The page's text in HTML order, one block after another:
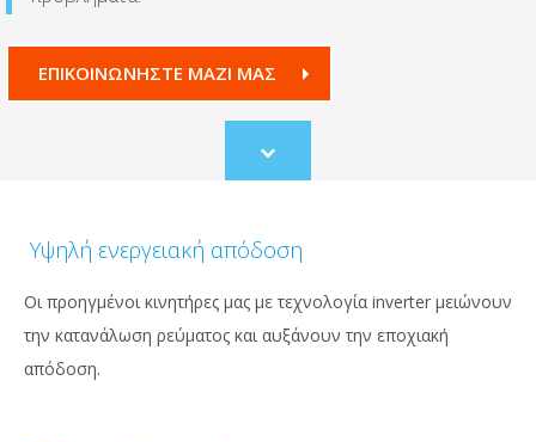
ΕΠΙΚΟΙΝΩΝΗΣΤΕ ΜΑΖΙ ΜΑΣ
Scroll
to
Υψηλή ενεργειακή απόδοση
Οι προηγμένοι κινητήρες μας με τεχνολογία inverter μειώνουν
την κατανάλωση ρεύματος και αυξάνουν την εποχιακή
απόδοση.